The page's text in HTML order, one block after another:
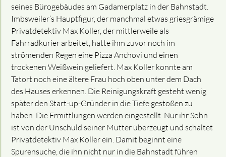
seines Bürogebäudes am Gadamerplatz in der Bahnstadt.
Imbsweiler’s Hauptfigur, der manchmal etwas griesgrämige
Privatdetektiv Max Koller, der mittlerweile als
Fahrradkurier arbeitet, hatte ihm zuvor noch im
strömenden Regen eine Pizza Anchovi und einen
trockenen Weißwein geliefert. Max Koller konnte am
Tatort noch eine ältere Frau hoch oben unter dem Dach
des Hauses erkennen. Die Reinigungskraft gesteht wenig
später den Start-up-Gründer in die Tiefe gestoßen zu
haben. Die Ermittlungen werden eingestellt. Nur ihr Sohn
ist von der Unschuld seiner Mutter überzeugt und schaltet
Privatdetektiv Max Koller ein. Damit beginnt eine
Spurensuche, die ihn nicht nur in die Bahnstadt führen